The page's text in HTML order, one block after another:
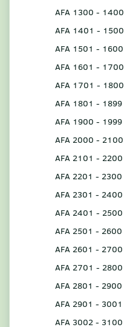
AFA 1300 - 1400
AFA 1401 - 1500
AFA 1501 - 1600
AFA 1601 - 1700
AFA 1701 - 1800
AFA 1801 - 1899
AFA 1900 - 1999
AFA 2000 - 2100
AFA 2101 - 2200
AFA 2201 - 2300
AFA 2301 - 2400
AFA 2401 - 2500
AFA 2501 - 2600
AFA 2601 - 2700
AFA 2701 - 2800
AFA 2801 - 2900
AFA 2901 - 3001
AFA 3002 - 3100